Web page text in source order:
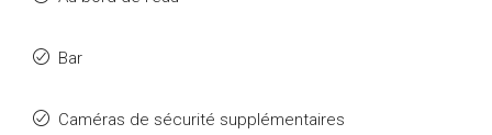
Bar
Caméras de sécurité supplémentaires